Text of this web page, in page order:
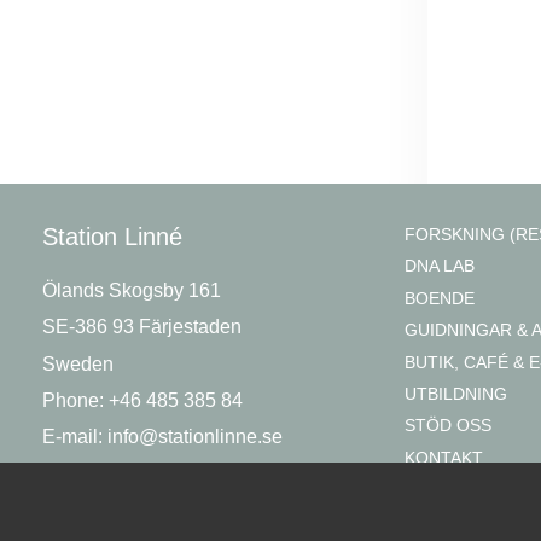
Station Linné
Ölands Skogsby 161
SE-386 93 Färjestaden
Sweden
Phone: +46 485 385 84
E-mail: info@stationlinne.se
FORSKNING
DNA LAB
BOENDE
GUIDNINGAR &
BUTIK, CAFÉ &
UTBILDNING
STÖD OSS
KONTAKT